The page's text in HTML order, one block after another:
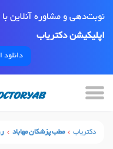
نوبت‌دهی و مشاوره
اپلیکیشن دکتریاب
دانلود
دکتریاب مطب پزشکان مهاباد